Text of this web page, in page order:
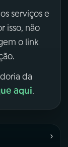
serviços e
isso, não
o link
da
aqui.
›